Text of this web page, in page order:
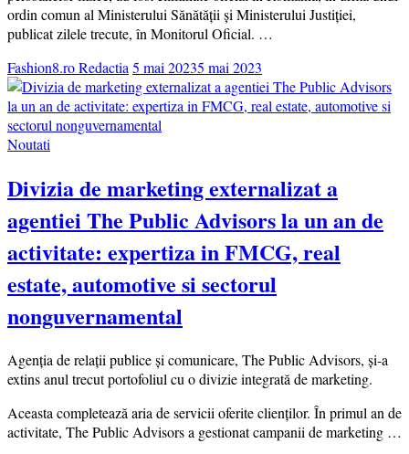
ordin comun al Ministerului Sănătății și Ministerului Justiției,
publicat zilele trecute, în Monitorul Oficial. …
Fashion8.ro Redactia 5 mai 20235 mai 2023
Noutati
Divizia de marketing externalizat a
agentiei The Public Advisors la un an de
activitate: expertiza in FMCG, real
estate, automotive si sectorul
nonguvernamental
Agenția de relații publice și comunicare, The Public Advisors, și-a
extins anul trecut portofoliul cu o divizie integrată de marketing.
Aceasta completează aria de servicii oferite clienților. În primul an de
activitate, The Public Advisors a gestionat campanii de marketing …